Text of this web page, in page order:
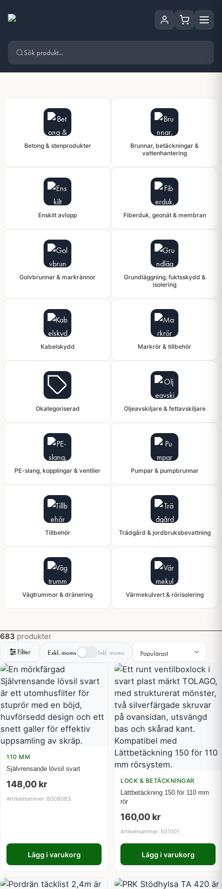
Betong & stenprodukter
Brunnar, betäckningar &
vattenhantering
Enskilt avlopp Fiberduk, geonät & membran
Golvbrunnar & markrännor
Grundläggning, fuktsskydd &
isolering
Kabelskydd Markrör & tillbehör
Okategoriserad Oljeavskiljare & fettavskiljare
PE-slang, kopplingar & ventiler Pumpar & pumpbrunnar
Tillbehör Trädgård & jordbruksbevattning
Vägtrummor & dränering Värmekulvert & rörisolering
683 produkter
Filter Exkl. moms Inkl. moms
110 MM
Självrensande lövsil svart
148,00 kr
Artikelnummer: 8008083
Lägg i varukorg
LOCK & BETÄCKNINGAR
Lättbetäckning 150 för 110 mm
rör
160,00 kr
Artikelnummer: 501001
Lägg i varukorg